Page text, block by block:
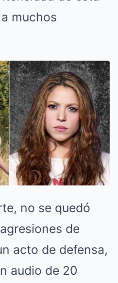
muchos
no se quedó
de
acto de defensa,
audio de 20